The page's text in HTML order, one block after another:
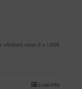
võrdses osas 3 x 1.30€
Lisainfo